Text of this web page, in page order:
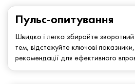
Пульс-опитування
Швидко і легко збирайте
тем, відстежуйте ключові
рекомендації для ефективного